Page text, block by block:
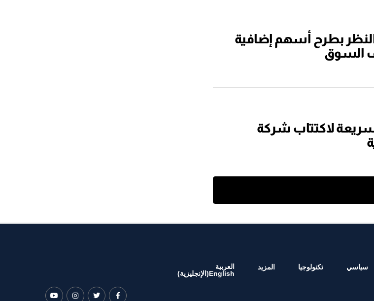
بطرح أسهم إضافية
السوق
لاكتتاب شركة
سياسي تكنولوجيا المزيد
العربية
English
( الإنجليزية)